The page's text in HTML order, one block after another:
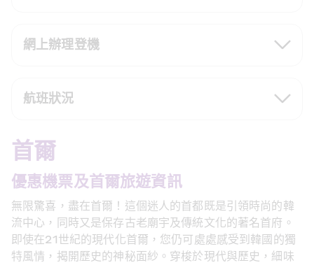
網上辦理登機
航班狀況
首爾
優惠機票及首爾旅遊資訊
無限驚喜，盡在首爾！這個迷人的首都既是引領時尚的韓
流中心，同時又是保存古老廟宇及傳統文化的著名首府。
即使在21世紀的現代化首爾，您仍可處處感受到韓國的獨
特風情，揭開歷史的神秘面紗。穿梭於現代與歷史，細味